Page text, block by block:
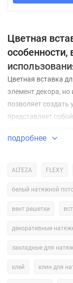
Цветная
Цветная вставка
элемент декора,
позволяет
представляет
потолка и стеной.
оптимальный
Особенности
сделать потолок
подробнее
ALTEZA FLEXY
белый натяжной
вент решетки
декоративные
закладные для
клей клин для